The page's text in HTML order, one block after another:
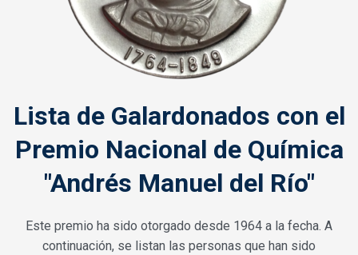
Lista de Galardonados con el
Premio Nacional de Química
"Andrés Manuel del Río"
Este premio ha sido otorgado desde 1964 a la fecha. A
continuación, se listan las personas que han sido